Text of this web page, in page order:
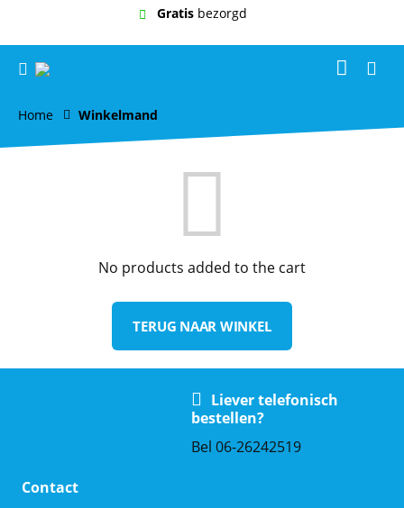
Gratis bezorgd
Home Winkelmand
No products added to the cart
TERUG NAAR WINKEL
Liever telefonisch
bestellen?
Bel 06-26242519
Contact